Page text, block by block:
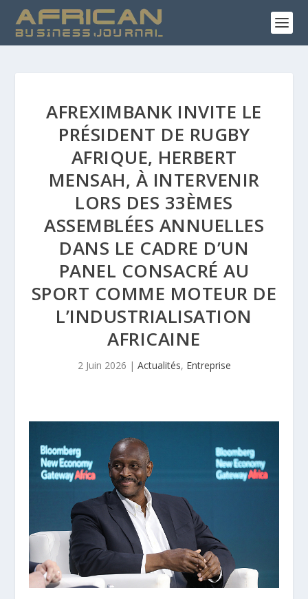
AFREXIMBANK INVITE LE
PRÉSIDENT DE RUGBY
AFRIQUE, HERBERT
MENSAH, À INTERVENIR
LORS DES 33ÈMES
ASSEMBLÉES ANNUELLES
DANS LE CADRE D’UN
PANEL CONSACRÉ AU
SPORT COMME MOTEUR DE
L’INDUSTRIALISATION
AFRICAINE
2 Juin 2026 | Actualités, Entreprise